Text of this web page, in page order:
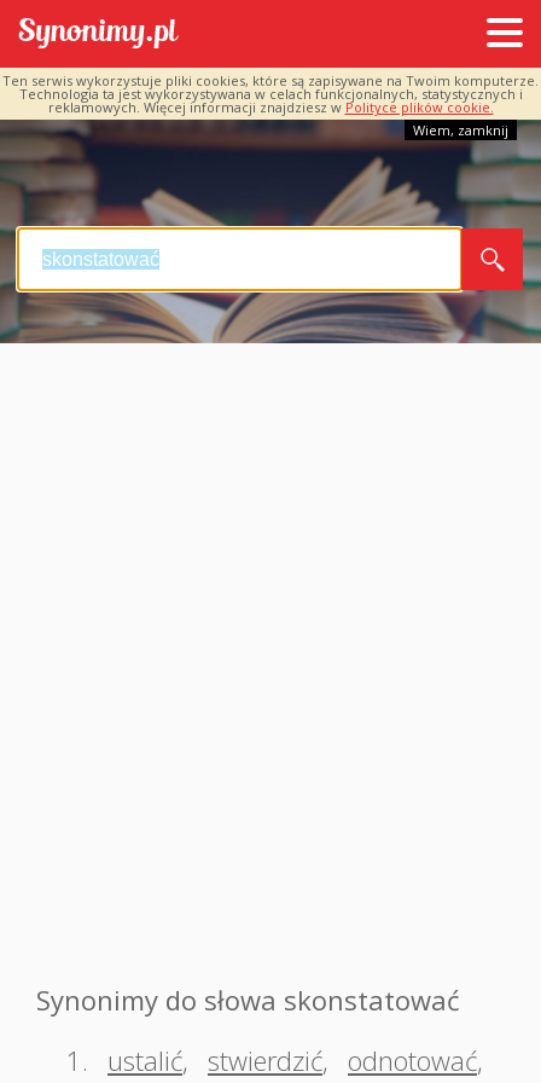
Ten serwis wykorzystuje pliki cookies, które są zapisywane na Twoim komputerze.
Technologia ta jest wykorzystywana w celach funkcjonalnych, statystycznych i
reklamowych. Więcej informacji znajdziesz w Polityce plików cookie.
Wiem, zamknij
Synonimy do słowa skonstatować
1.
ustalić, stwierdzić, odnotować,